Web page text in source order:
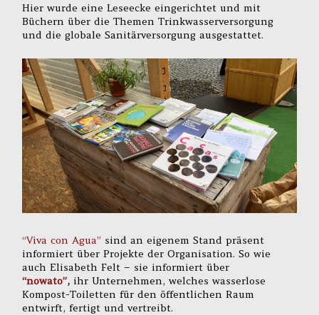
Hier wurde eine Leseecke eingerichtet und mit
Büchern über die Themen Trinkwasserversorgung
und die globale Sanitärversorgung ausgestattet.
“Viva con Agua” sind an eigenem Stand präsent
informiert über Projekte der Organisation. So wie
auch Elisabeth Felt – sie informiert über
“nowato”, ihr Unternehmen, welches wasserlose
Kompost-Toiletten für den öffentlichen Raum
entwirft, fertigt und vertreibt.